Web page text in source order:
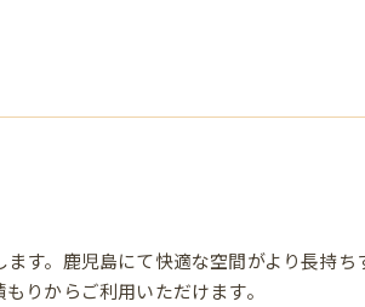
す。鹿児島にて快適な空間がより長持
りからご利用いただけます。